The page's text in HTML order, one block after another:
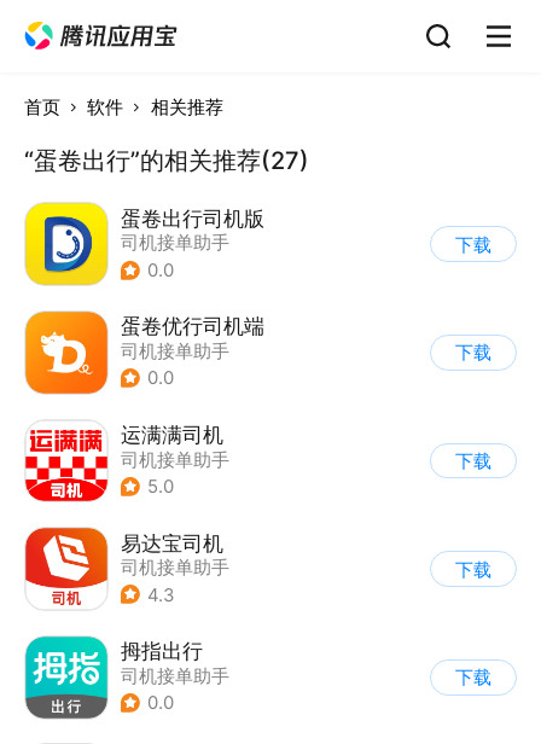
首页 软件 相关推荐
“蛋卷出行”的相关推荐(27)
蛋卷出行司机版
司机接单助手
0.0
下载
蛋卷优行司机端
司机接单助手
0.0
下载
运满满司机
司机接单助手
5.0
下载
易达宝司机
司机接单助手
4.3
下载
拇指出行
司机接单助手
0.0
下载